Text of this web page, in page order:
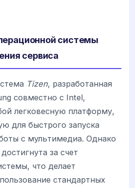
системы
сервиса
Tizen, разработанная
совместно с Intel,
легковесную платформу,
для быстрого запуска
с мультимедиа. Однако
за счет
что делает
стандартных